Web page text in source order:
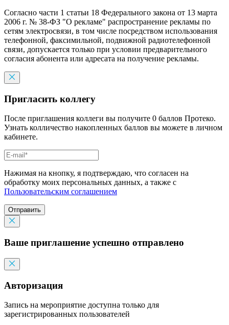
Согласно части 1 статьи 18 Федерального закона от 13 марта
2006 г. № 38-ФЗ "О рекламе" распространение рекламы по
сетям электросвязи, в том числе посредством использования
телефонной, факсимильной, подвижной радиотелефонной
связи, допускается только при условии предварительного
согласия абонента или адресата на получение рекламы.
Пригласить коллегу
После приглашения коллеги вы получите 0 баллов Протеко.
Узнать колличество накопленных баллов вы можете в личном
кабинете.
Нажимая на кнопку, я подтверждаю, что согласен на
обработку моих персональных данных, а также с
Пользовательским соглашением
Отправить
Ваше приглашение успешно отправлено
Авторизация
Запись на мероприятие доступна только для
зарегистрированных пользователей